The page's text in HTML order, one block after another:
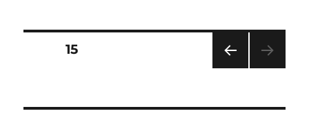
Seitennummerierung
Beiträge
SEIT
SEITE15